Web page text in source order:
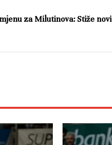
za Milutinova: Stiže